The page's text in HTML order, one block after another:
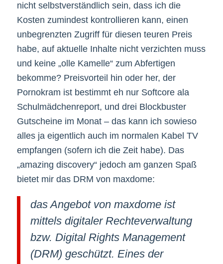
nicht selbstverständlich sein, dass ich die
Kosten zumindest kontrollieren kann, einen
unbegrenzten Zugriff für diesen teuren Preis
habe, auf aktuelle Inhalte nicht verzichten muss
und keine „olle Kamelle“ zum Abfertigen
bekomme? Preisvorteil hin oder her, der
Pornokram ist bestimmt eh nur Softcore ala
Schulmädchenreport, und drei Blockbuster
Gutscheine im Monat – das kann ich sowieso
alles ja eigentlich auch im normalen Kabel TV
empfangen (sofern ich die Zeit habe). Das
„amazing discovery“ jedoch am ganzen Spaß
bietet mir das DRM von maxdome:
das Angebot von maxdome ist
mittels digitaler Rechteverwaltung
bzw. Digital Rights Management
(DRM) geschützt. Eines der